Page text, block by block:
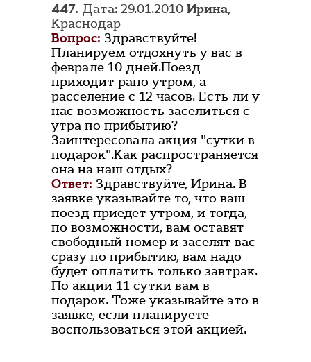
447. Дата: 29.01.2010 Ирина,
Краснодар
Вопрос: Здравствуйте!
Планируем отдохнуть у вас в
феврале 10 дней.Поезд
приходит рано утром, а
расселение с 12 часов. Есть ли у
нас возможность заселиться с
утра по прибытию?
Заинтересовала акция "сутки в
подарок".Как распространяется
она на наш отдых?
Ответ: Здравствуйте, Ирина. В
заявке указывайте то, что ваш
поезд приедет утром, и тогда,
по возможности, вам оставят
свободный номер и заселят вас
сразу по прибытию, вам надо
будет оплатить только завтрак.
По акции 11 сутки вам в
подарок. Тоже указывайте это в
заявке, если планируете
воспользоваться этой акцией.